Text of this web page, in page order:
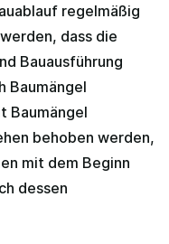
regelmäßig
dass die
Bauausführung
Baumängel
Baumängel
behoben werden,
mit dem Beginn
dessen